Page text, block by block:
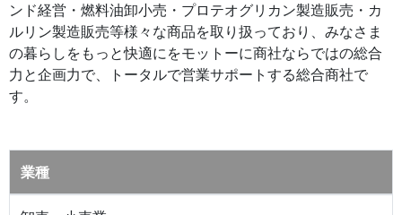
ンド経営・燃料油卸小売・プロテオグリカン製造販売・カ
ルリン製造販売等様々な商品を取り扱っており、みなさま
の暮らしをもっと快適にをモットーに商社ならではの総合
力と企画力で、トータルで営業サポートする総合商社で
す。
業種